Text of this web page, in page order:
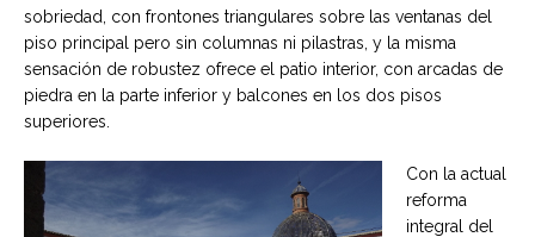
sobriedad, con frontones triangulares sobre las ventanas del
piso principal pero sin columnas ni pilastras, y la misma
sensación de robustez ofrece el patio interior, con arcadas de
piedra en la parte inferior y balcones en los dos pisos
superiores.
Con la actual
reforma
integral del